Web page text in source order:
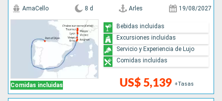
Comidas incluidas
AmaCello 8 d Arles 19/08/2027
US$ 5,139 +Tasas
Bebidas incluidas
Excursiones incluidas
Servicio y Experiencia de Lujo
Comidas incluidas